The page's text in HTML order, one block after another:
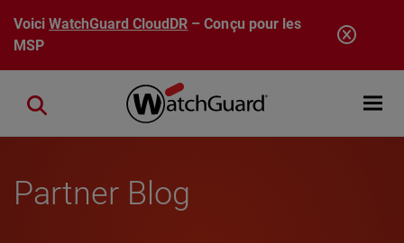
Aller au contenu principal
VoiciWatchGuard CloudDR – Conçu pour les
MSP
Open
Close search
Partner Blog